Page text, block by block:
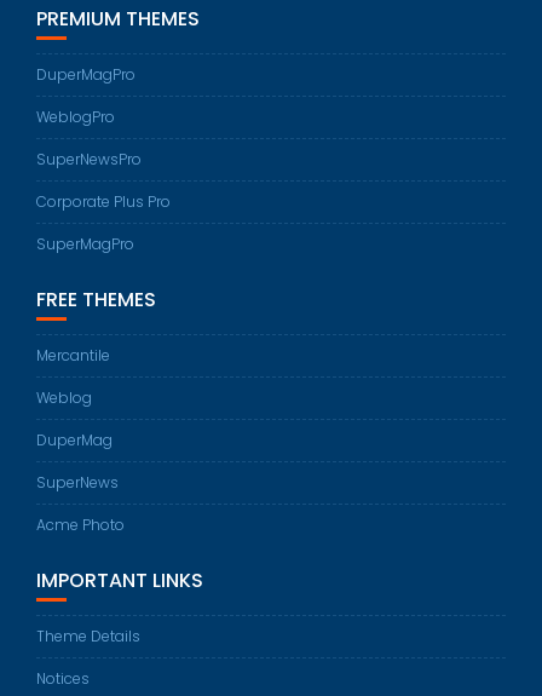
PREMIUM THEMES
DuperMagPro
WeblogPro
SuperNewsPro
Corporate Plus Pro
SuperMagPro
FREE THEMES
Mercantile
Weblog
DuperMag
SuperNews
Acme Photo
IMPORTANT LINKS
Theme Details
Notices